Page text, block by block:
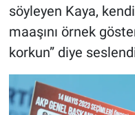
söyleyen Kaya,
maaşını örnek
korkun” diye